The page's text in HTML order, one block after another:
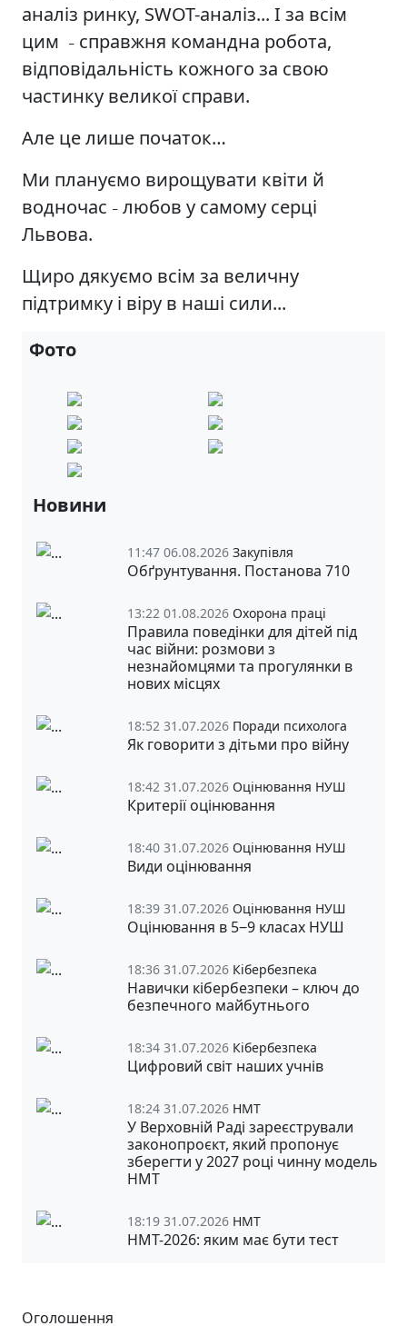
аналіз ринку, SWOT-аналіз... І за всім
цим
– справжня командна робота,
відповідальність кожного за свою
частинку великої справи.
Але це лише початок…
Ми плануємо вирощувати квіти й
водночас – любов у самому серці
Львова.
Щиро дякуємо всім за величну
підтримку і віру в наші сили...
Фото
Новини
11:47 06.08.2026 Закупівля
Обґрунтування. Постанова 710
13:22 01.08.2026 Охорона праці
Правила поведінки для дітей під
час війни: розмови з
незнайомцями та прогулянки в
нових місцях
18:52 31.07.2026 Поради психолога
Як говорити з дітьми про війну
18:42 31.07.2026 Оцінювання НУШ
Критерії оцінювання
18:40 31.07.2026 Оцінювання НУШ
Види оцінювання
18:39 31.07.2026 Оцінювання НУШ
Оцінювання в 5‒9 класах НУШ
18:36 31.07.2026 Кібербезпека
Навички кібербезпеки – ключ до
безпечного майбутнього
18:34 31.07.2026 Кібербезпека
Цифровий світ наших учнів
18:24 31.07.2026 НМТ
У Верховній Раді зареєстрували
законопроєкт, який пропонує
зберегти у 2027 році чинну модель
НМТ
18:19 31.07.2026 НМТ
НМТ-2026: яким має бути тест
Оголошення